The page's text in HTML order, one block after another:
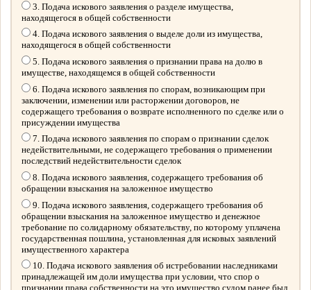
3. Подача искового заявления о разделе имущества,
находящегося в общей собственности
4. Подача искового заявления о выделе доли из имущества,
находящегося в общей собственности
5. Подача искового заявления о признании права на долю в
имуществе, находящемся в общей собственности
6. Подача искового заявления по спорам, возникающим при
заключении, изменении или расторжении договоров, не
содержащего требования о возврате исполненного по сделке или о
присуждении имущества
7. Подача искового заявления по спорам о признании сделок
недействительными, не содержащего требования о применении
последствий недействительности сделок
8. Подача искового заявления, содержащего требования об
обращении взыскания на заложенное имущество
9. Подача искового заявления, содержащего требования об
обращении взыскания на заложенное имущество и денежное
требование по солидарному обязательству, по которому уплачена
государственная пошлина, установленная для исковых заявлений
имущественного характера
10. Подача искового заявления об истребовании наследниками
принадлежащей им доли имущества при условии, что спор о
признании права собственности на это имущество судом ранее был